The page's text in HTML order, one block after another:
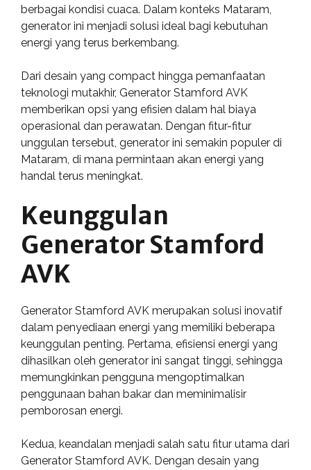
berbagai kondisi cuaca. Dalam konteks Mataram,
generator ini menjadi solusi ideal bagi kebutuhan
energi yang terus berkembang.
Dari desain yang compact hingga pemanfaatan
teknologi mutakhir, Generator Stamford AVK
memberikan opsi yang efisien dalam hal biaya
operasional dan perawatan. Dengan fitur-fitur
unggulan tersebut, generator ini semakin populer di
Mataram, di mana permintaan akan energi yang
handal terus meningkat.
Keunggulan
Generator Stamford
AVK
Generator Stamford AVK merupakan solusi inovatif
dalam penyediaan energi yang memiliki beberapa
keunggulan penting. Pertama, efisiensi energi yang
dihasilkan oleh generator ini sangat tinggi, sehingga
memungkinkan pengguna mengoptimalkan
penggunaan bahan bakar dan meminimalisir
pemborosan energi.
Kedua, keandalan menjadi salah satu fitur utama dari
Generator Stamford AVK. Dengan desain yang